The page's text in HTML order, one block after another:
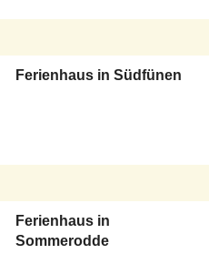
Ferienhaus in Südfünen
Ferienhaus in
Sommerodde